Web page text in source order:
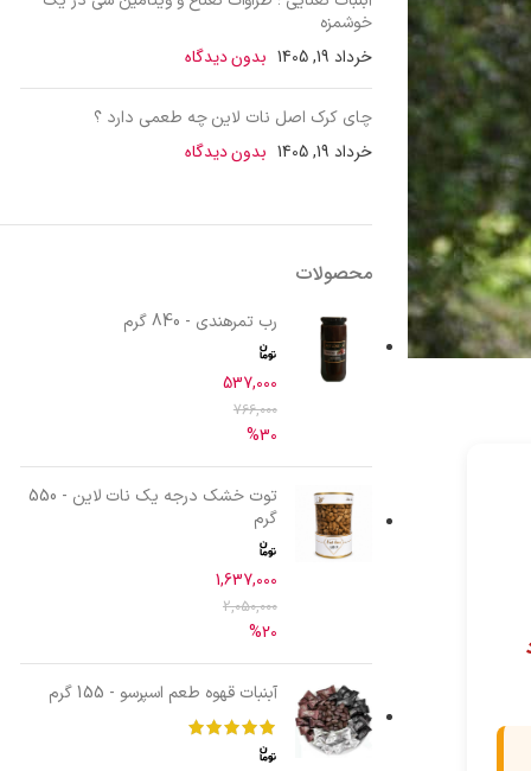
خوشمزه
خرداد 19, 1405 بدون دیدگاه
چای کرک اصل نات لاین چه طعمی دارد ؟
خرداد 19, 1405 بدون دیدگاه
محصولات
رب تمرهندی - 840 گرم
537,000
766,000
%30
توت خشک درجه یک نات لاین - 550
گرم
1,637,000
2,050,000
%20
آبنبات قهوه طعم اسپرسو - 155 گرم